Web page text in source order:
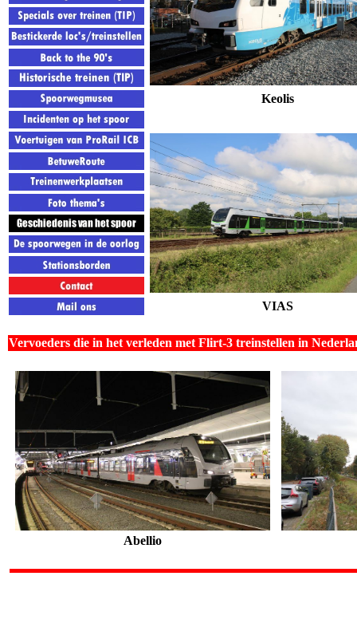
Keolis
VIAS
Vervoeders die in het verleden met Flirt-3 treinstellen in
Abellio